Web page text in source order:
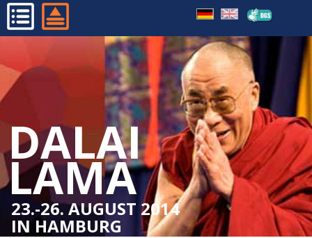
DALAI
LAMA
23.-26. AUGUST 2014
IN HAMBURG
PROGRAMM
ORGANISATORISCHES
WICHTIGE BESUCHERINFOS
ORT
VERPFLEGUNG
ÜBERSETZUNG
KINDER
SICHERHEIT
UNTERKUNFT
VERANSTALTER
PRESSE
KONTAKT